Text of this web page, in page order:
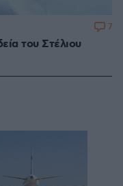
του Στέλιου
7